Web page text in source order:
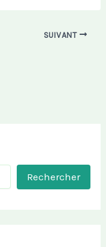
SUIVANT
Rechercher